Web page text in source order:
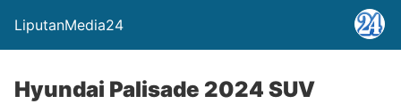
LiputanMedia24
Hyundai Palisade 2024 SUV